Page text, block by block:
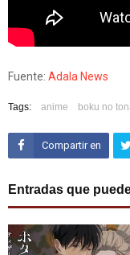
Fuente: Adala News
Tags: anime boku no
Compartir en
Entradas que